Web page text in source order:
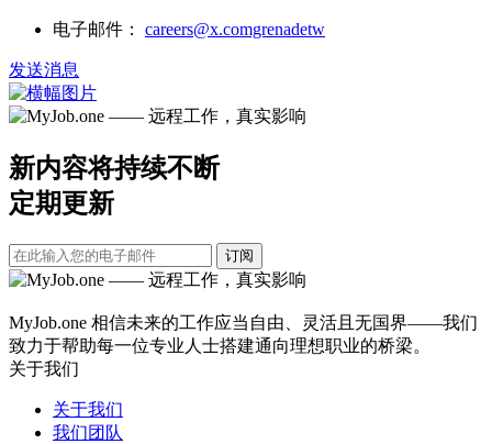
电子邮件： careers@x.comgrenadetw
发送消息
新内容将持续不断
定期更新
订阅
MyJob.one 相信未来的工作应当自由、灵活且无国界——我们
致力于帮助每一位专业人士搭建通向理想职业的桥梁。
关于我们
关于我们
我们团队